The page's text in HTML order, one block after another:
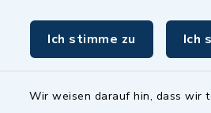
Ich stimme zu Ich
Wir weisen darauf hin, dass wir
inixmedia GmbH